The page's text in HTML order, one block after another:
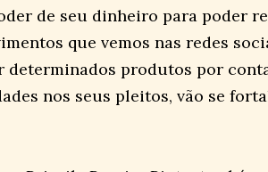
de seu dinheiro para poder
que vemos nas redes
determinados produtos por
nos seus pleitos, vão se